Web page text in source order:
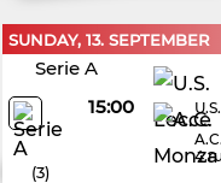
SUNDAY, 13. SEPTEMBER
Serie A
15:00
(3)